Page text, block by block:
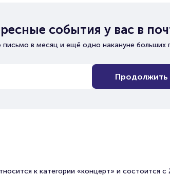
события у вас в
в месяц и ещё одно накануне больших
Продолжить
к категории «концерт» и состоится с